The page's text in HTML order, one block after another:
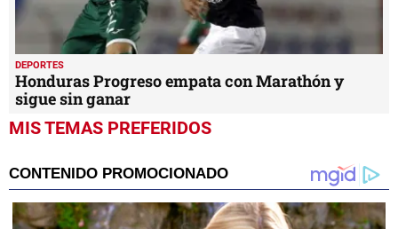
DEPORTES
Honduras Progreso empata con Marathón y
sigue sin ganar
MIS TEMAS PREFERIDOS